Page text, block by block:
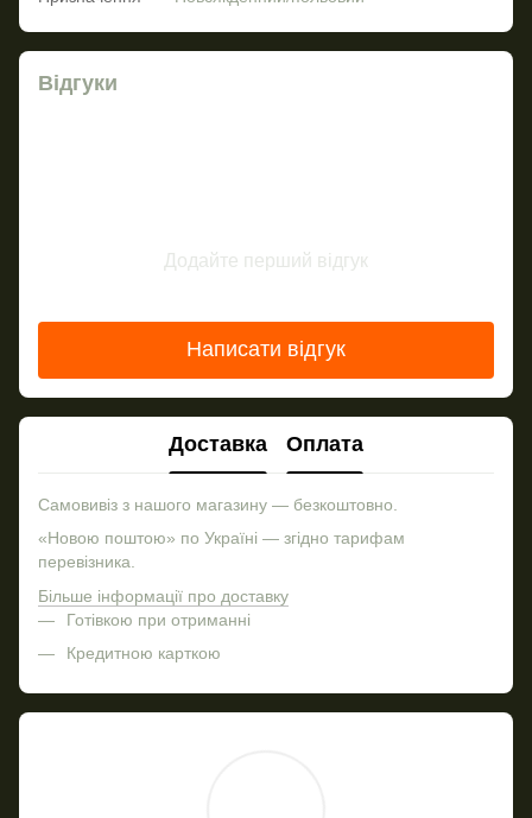
Відгуки
Додайте перший відгук
Написати відгук
Доставка Оплата
Самовивіз з нашого магазину — безкоштовно.
«Новою поштою» по Україні — згідно тарифам
перевізника.
Більше інформації про доставку
Готівкою при отриманні
Кредитною карткою